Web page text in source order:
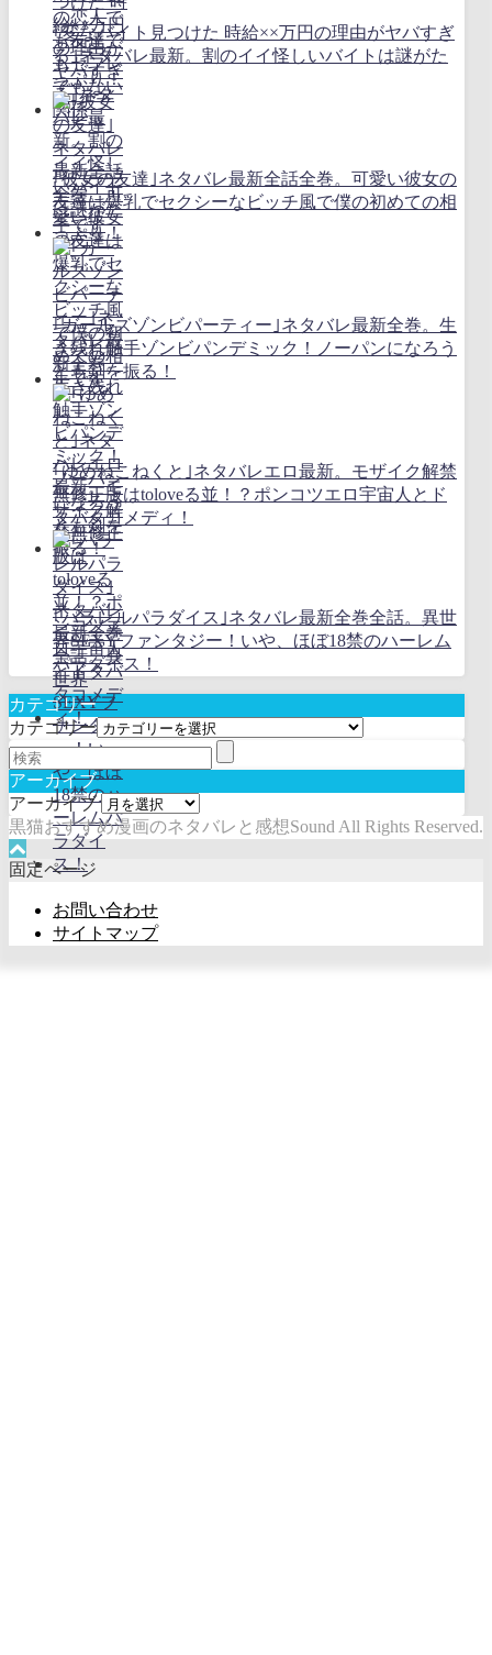
｢変なバイト見つけた 時給××万円の理由がヤバすぎ
る｣ネタバレ最新。割のイイ怪しいバイトは謎がた
っぷり！
｢彼女の友達｣ネタバレ最新全話全巻。可愛い彼女の
友達は爆乳でセクシーなビッチ風で僕の初めての相
手です
｢ガールズゾンビパーティー｣ネタバレ最新全巻。生
き残れ触手ゾンビパンデミック！ノーパンになろう
とも剣を振る！
｢ゆめねこねくと｣ネタバレエロ最新。モザイク解禁
無修正版はtoloveる並！？ポンコツエロ宇宙人とド
タバタコメディ！
｢パラレルパラダイス｣ネタバレ最新全巻全話。異世
界SEXYファンタジー！いや、ほぼ18禁のハーレム
パラダイス！
カテゴリー
カテゴリー
アーカイブ
アーカイブ
黒猫おすすめ漫画のネタバレと感想Sound All Rights Reserved.
固定ページ
お問い合わせ
サイトマップ